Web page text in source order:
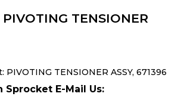
TENSIONER
TENSIONER ASSY, 671396
Sprocket E-Mail Us: